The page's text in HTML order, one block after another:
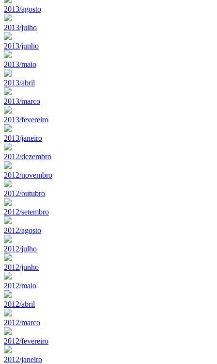
2013/agosto
2013/julho
2013/junho
2013/maio
2013/abril
2013/marco
2013/fevereiro
2013/janeiro
2012/dezembro
2012/novembro
2012/outubro
2012/setembro
2012/agosto
2012/julho
2012/junho
2012/maio
2012/abril
2012/marco
2012/fevereiro
2012/janeiro